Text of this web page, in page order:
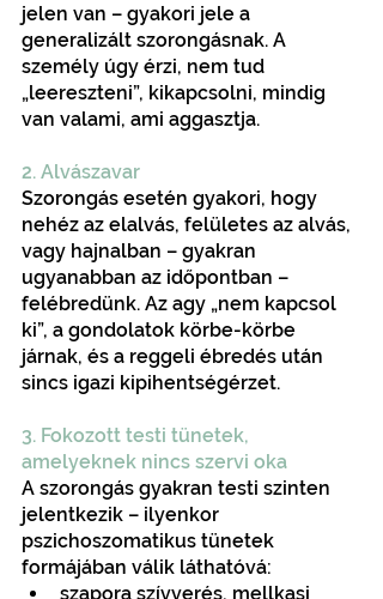
jelen van – gyakori jele a
generalizált szorongásnak. A
személy úgy érzi, nem tud
„leereszteni”, kikapcsolni, mindig
van valami, ami aggasztja.
2. Alvászavar
Szorongás esetén gyakori, hogy
nehéz az elalvás, felületes az alvás,
vagy hajnalban – gyakran
ugyanabban az időpontban –
felébredünk. Az agy „nem kapcsol
ki”, a gondolatok körbe-körbe
járnak, és a reggeli ébredés után
sincs igazi kipihentségérzet.
3. Fokozott testi tünetek,
amelyeknek nincs szervi oka
A szorongás gyakran testi szinten
jelentkezik – ilyenkor
pszichoszomatikus tünetek
formájában válik láthatóvá:
szapora szívverés, mellkasi